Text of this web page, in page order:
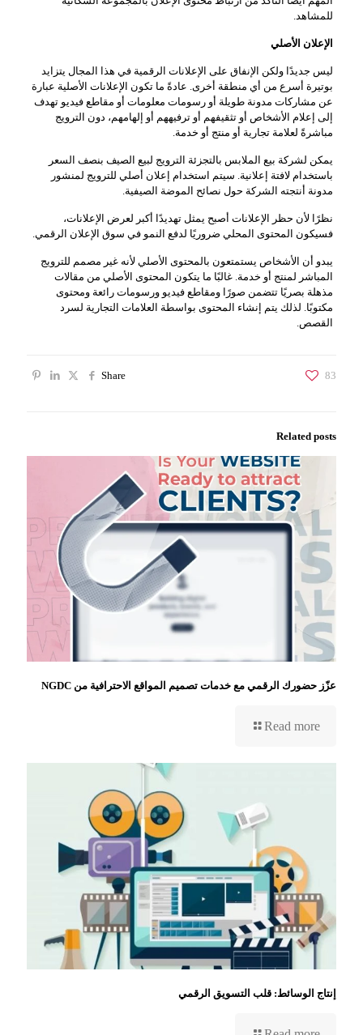
للمشاهد.
الإعلان الأصلي
ليس جديدًا ولكن الإنفاق على الإعلانات الرقمية في هذا المجال يتزايد
بوتيرة أسرع من أي منطقة أخرى. عادةً ما تكون الإعلانات الأصلية عبارة
عن مشاركات مدونة طويلة أو رسومات معلومات أو مقاطع فيديو تهدف
إلى إعلام الأشخاص أو تثقيفهم أو ترفيههم أو إلهامهم، دون الترويج
مباشرةً لعلامة تجارية أو منتج أو خدمة.
يمكن لشركة بيع الملابس بالتجزئة الترويج لبيع الصيف بنصف السعر
باستخدام لافتة إعلانية. سيتم استخدام إعلان أصلي للترويج لمنشور
مدونة أنتجته الشركة حول نصائح الموضة الصيفية.
نظرًا لأن حظر الإعلانات أصبح يمثل تهديدًا أكبر لعرض الإعلانات،
فسيكون المحتوى المحلي ضروريًا لدفع النمو في سوق الإعلان الرقمي.
يبدو أن الأشخاص يستمتعون بالمحتوى الأصلي لأنه غير مصمم للترويج
المباشر لمنتج أو خدمة. غالبًا ما يتكون المحتوى الأصلي من مقالات
مذهلة بصريًا تتضمن صورًا ومقاطع فيديو ورسومات رائعة ومحتوى
مكتوبًا. لذلك يتم إنشاء المحتوى بواسطة العلامات التجارية لسرد
القصص.
Share 83
Related posts
عزّز حضورك الرقمي مع خدمات تصميم المواقع الاحترافية من NGDC
Read more
إنتاج الوسائط: قلب التسويق الرقمي